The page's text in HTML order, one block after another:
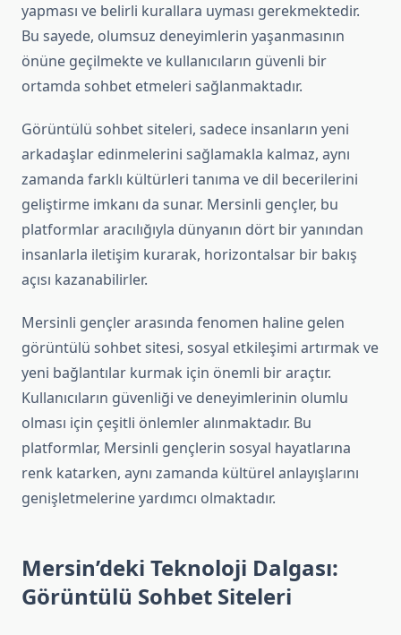
yapması ve belirli kurallara uyması gerekmektedir.
Bu sayede, olumsuz deneyimlerin yaşanmasının
önüne geçilmekte ve kullanıcıların güvenli bir
ortamda sohbet etmeleri sağlanmaktadır.
Görüntülü sohbet siteleri, sadece insanların yeni
arkadaşlar edinmelerini sağlamakla kalmaz, aynı
zamanda farklı kültürleri tanıma ve dil becerilerini
geliştirme imkanı da sunar. Mersinli gençler, bu
platformlar aracılığıyla dünyanın dört bir yanından
insanlarla iletişim kurarak, horizontalsar bir bakış
açısı kazanabilirler.
Mersinli gençler arasında fenomen haline gelen
görüntülü sohbet sitesi, sosyal etkileşimi artırmak ve
yeni bağlantılar kurmak için önemli bir araçtır.
Kullanıcıların güvenliği ve deneyimlerinin olumlu
olması için çeşitli önlemler alınmaktadır. Bu
platformlar, Mersinli gençlerin sosyal hayatlarına
renk katarken, aynı zamanda kültürel anlayışlarını
genişletmelerine yardımcı olmaktadır.
Mersin’deki Teknoloji Dalgası:
Görüntülü Sohbet Siteleri